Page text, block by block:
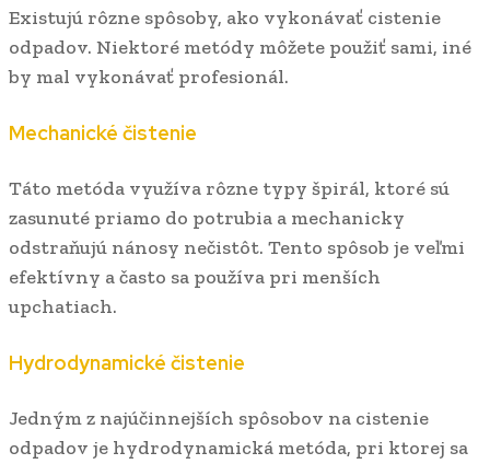
Existujú rôzne spôsoby, ako vykonávať cistenie
odpadov. Niektoré metódy môžete použiť sami, iné
by mal vykonávať profesionál.
Mechanické čistenie
Táto metóda využíva rôzne typy špirál, ktoré sú
zasunuté priamo do potrubia a mechanicky
odstraňujú nánosy nečistôt. Tento spôsob je veľmi
efektívny a často sa používa pri menších
upchatiach.
Hydrodynamické čistenie
Jedným z najúčinnejších spôsobov na cistenie
odpadov je hydrodynamická metóda, pri ktorej sa